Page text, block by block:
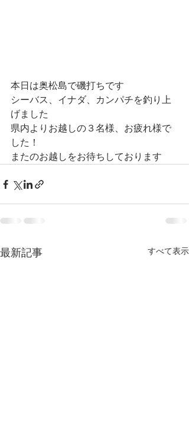
本日は奥松島で磯打ちです
シーバス、イナダ、カンパチを釣り上
げました
県内よりお越しの３名様、お疲れ様で
した！
またのお越しをお待ちしております
最新記事 すべて表示